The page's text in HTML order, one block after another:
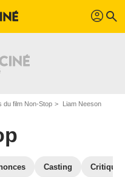
profil search
du film Non-Stop Liam Neeson
Casting